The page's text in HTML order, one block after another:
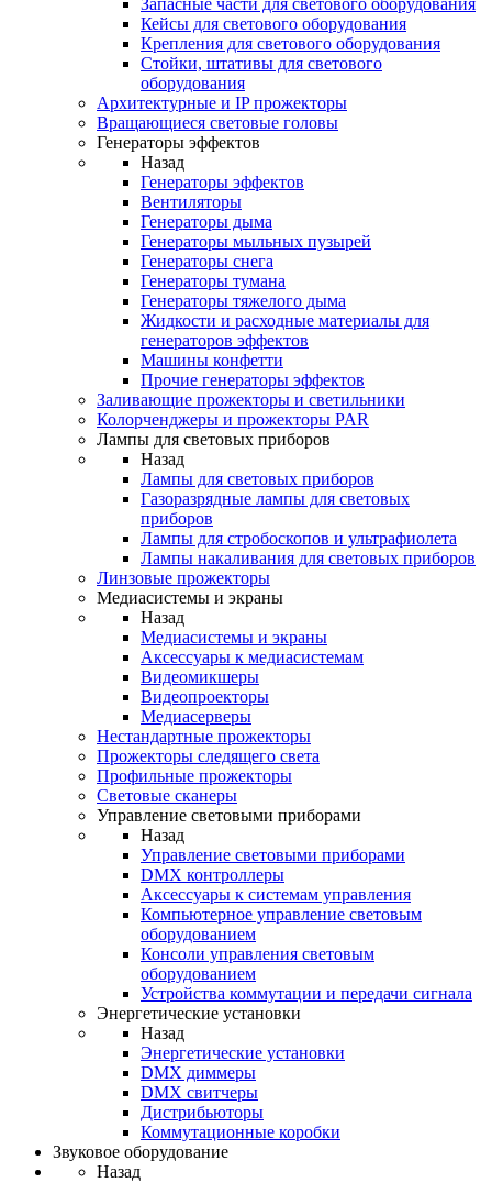
Запасные части для светового оборудования
Кейсы для светового оборудования
Крепления для светового оборудования
Стойки, штативы для светового
оборудования
Архитектурные и IP прожекторы
Вращающиеся световые головы
Генераторы эффектов
Назад
Генераторы эффектов
Вентиляторы
Генераторы дыма
Генераторы мыльных пузырей
Генераторы снега
Генераторы тумана
Генераторы тяжелого дыма
Жидкости и расходные материалы для
генераторов эффектов
Машины конфетти
Прочие генераторы эффектов
Заливающие прожекторы и светильники
Колорченджеры и прожекторы PAR
Лампы для световых приборов
Назад
Лампы для световых приборов
Газоразрядные лампы для световых
приборов
Лампы для стробоскопов и ультрафиолета
Лампы накаливания для световых приборов
Линзовые прожекторы
Медиасистемы и экраны
Назад
Медиасистемы и экраны
Аксессуары к медиасистемам
Видеомикшеры
Видеопроекторы
Медиасерверы
Нестандартные прожекторы
Прожекторы следящего света
Профильные прожекторы
Световые сканеры
Управление световыми приборами
Назад
Управление световыми приборами
DMX контроллеры
Аксессуары к системам управления
Компьютерное управление световым
оборудованием
Консоли управления световым
оборудованием
Устройства коммутации и передачи сигнала
Энергетические установки
Назад
Энергетические установки
DMX диммеры
DMX свитчеры
Дистрибьюторы
Коммутационные коробки
Звуковое оборудование
Назад